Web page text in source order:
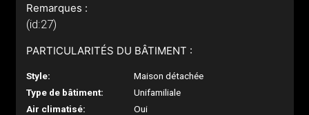
Remarques :
(id:27)
PARTICULARITÉS DU BÂTIMENT :
Style:
Maison détachée
Type de bâtiment:
Unifamiliale
Air climatisé:
Oui